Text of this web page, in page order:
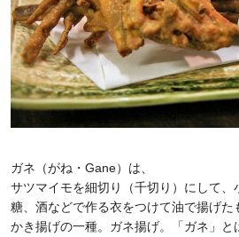
ガネ（がね・Gane）は、
サツマイモを細切り（千切り）にして
糖、酒などで作る衣をつけて油で揚げた
かき揚げの一種。ガネ揚げ。「ガネ」